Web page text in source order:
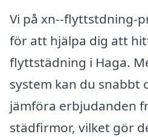
Vi på xn--flyttstdning-
för att hjälpa dig att
flyttstädning i Haga.
system kan du snabbt
jämföra erbjudanden
städfirmor, vilket gör